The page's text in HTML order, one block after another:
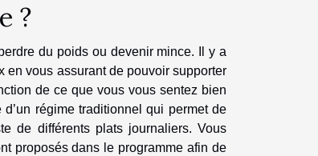
?
du poids ou devenir mince. Il y a
en vous assurant de pouvoir supporter
de ce que vous vous sentez bien
régime traditionnel qui permet de
de différents plats journaliers. Vous
proposés dans le programme afin de